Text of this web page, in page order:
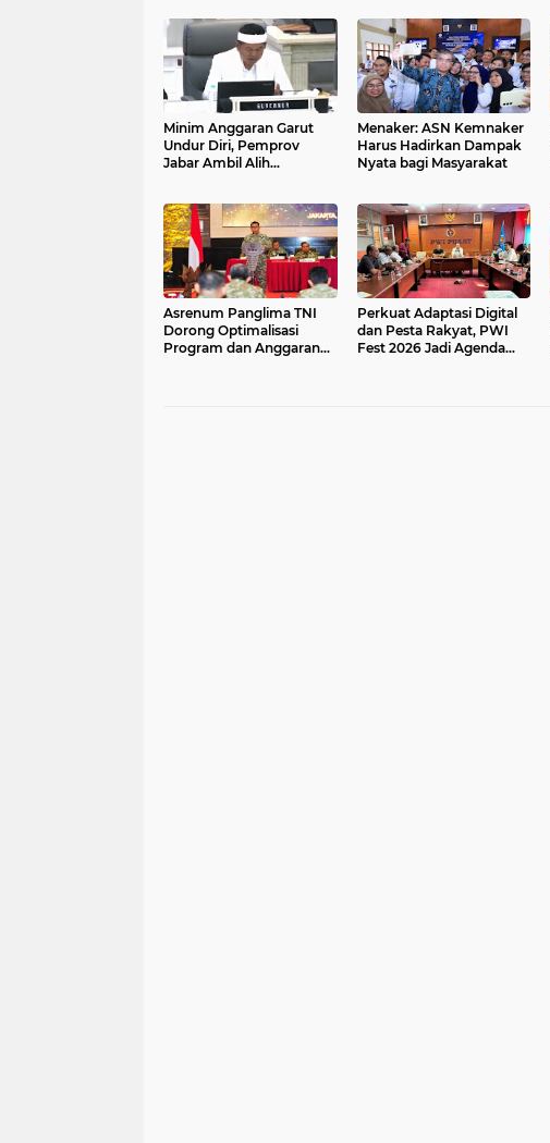
Minim Anggaran Garut
Undur Diri, Pemprov
Jabar Ambil Alih
Menaker: ASN Kemnaker
Harus Hadirkan Dampak
Nyata bagi Masyarakat
Asrenum Panglima TNI
Dorong Optimalisasi
Program dan Anggaran
Perkuat Adaptasi Digital
dan Pesta Rakyat, PWI
Fest 2026 Jadi Agenda